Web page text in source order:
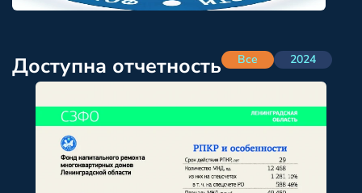
Доступна отчетность Все 2024